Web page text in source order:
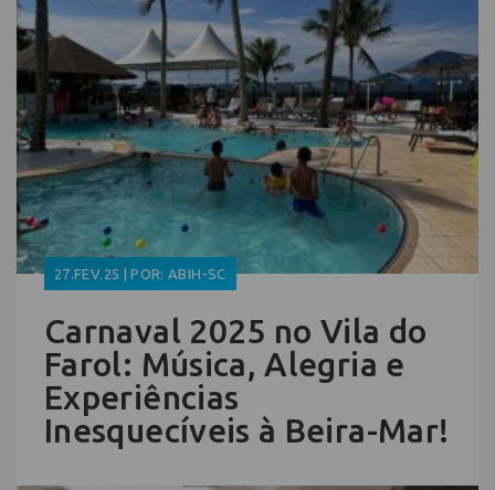
27.FEV.25 | POR: ABIH-SC
Carnaval 2025 no Vila do
Farol: Música, Alegria e
Experiências
Inesquecíveis à Beira-Mar!